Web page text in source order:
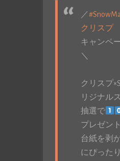
／
クリスプ
キャンペ
＼
クリスプ
リジナル
抽選で
プレゼント
台紙を剥
にぴったり